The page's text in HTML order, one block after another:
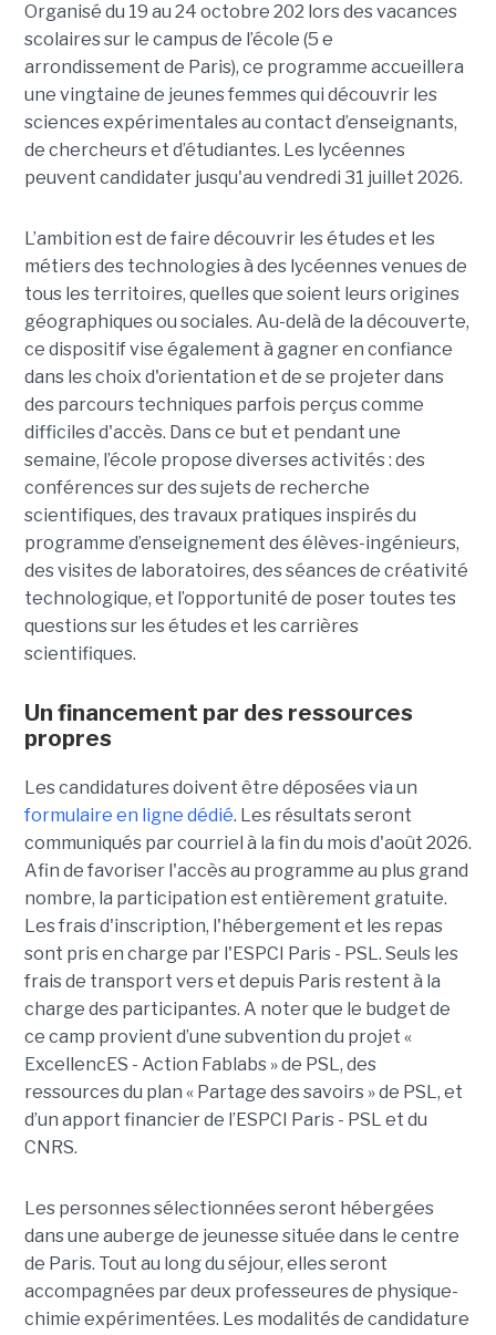
Organisé du 19 au 24 octobre 202 lors des vacances
scolaires sur le campus de l’école (5 e
arrondissement de Paris), ce programme accueillera
une vingtaine de jeunes femmes qui découvrir les
sciences expérimentales au contact d’enseignants,
de chercheurs et d’étudiantes. Les lycéennes
peuvent candidater jusqu'au vendredi 31 juillet 2026.
L’ambition est de faire découvrir les études et les
métiers des technologies à des lycéennes venues de
tous les territoires, quelles que soient leurs origines
géographiques ou sociales. Au-delà de la découverte,
ce dispositif vise également à gagner en confiance
dans les choix d'orientation et de se projeter dans
des parcours techniques parfois perçus comme
difficiles d'accès. Dans ce but et pendant une
semaine, l’école propose diverses activités : des
conférences sur des sujets de recherche
scientifiques, des travaux pratiques inspirés du
programme d’enseignement des élèves-ingénieurs,
des visites de laboratoires, des séances de créativité
technologique, et l’opportunité de poser toutes tes
questions sur les études et les carrières
scientifiques.
Un financement par des ressources
propres
Les candidatures doivent être déposées via un
formulaire en ligne dédié. Les résultats seront
communiqués par courriel à la fin du mois d'août 2026.
Afin de favoriser l'accès au programme au plus grand
nombre, la participation est entièrement gratuite.
Les frais d'inscription, l'hébergement et les repas
sont pris en charge par l'ESPCI Paris - PSL. Seuls les
frais de transport vers et depuis Paris restent à la
charge des participantes. A noter que le budget de
ce camp provient d’une subvention du projet «
ExcellencES - Action Fablabs » de PSL, des
ressources du plan « Partage des savoirs » de PSL, et
d’un apport financier de l’ESPCI Paris - PSL et du
CNRS.
Les personnes sélectionnées seront hébergées
dans une auberge de jeunesse située dans le centre
de Paris. Tout au long du séjour, elles seront
accompagnées par deux professeures de physique-
chimie expérimentées. Les modalités de candidature